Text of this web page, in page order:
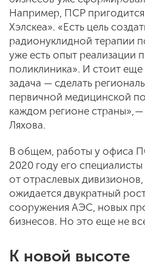
Например, ПСР
Хэлскеа». «Есть цель
радионуклидной терапии
уже есть опыт реализации
поликлиника». И стоит
задача — сделать
первичной медицинской
каждом регионе страны», —
Ляхова.
В общем, работы у офиса
2020 году его
от отраслевых
ожидается двукратный
сооружения АЭС, новых
бизнесов. Но это еще не
К новой высоте